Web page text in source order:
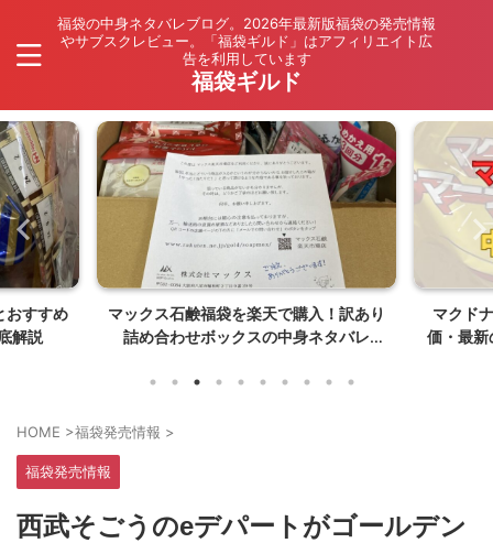
福袋の中身ネタバレブログ。2026年最新版福袋の発売情報
やサブスクレビュー。「福袋ギルド」はアフィリエイト広
告を利用しています
福袋ギルド
おすすめ
解説
マックス石鹸福袋を楽天で購入！訳あり
詰め合わせボックスの中身ネタバレ
マクド
価・最
HOME >福袋発売情報 >
福袋発売情報
西武そごうのeデパートがゴールデン